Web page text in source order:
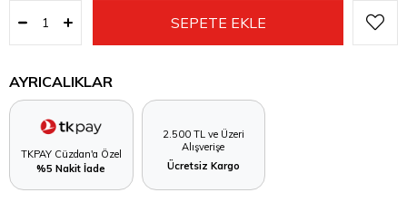
AYRICALIKLAR
TKPAY Cüzdan'a Özel
%5 Nakit İade
2.500 TL ve Üzeri
Alışverişe
Ücretsiz Kargo